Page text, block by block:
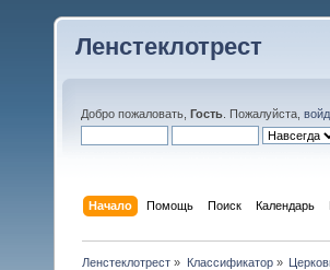
Ленстеклотрест
Добро пожаловать, Гость . Пожалуйста,
Начало Помощь Поиск Календарь
Ленстеклотрест » Классификатор»